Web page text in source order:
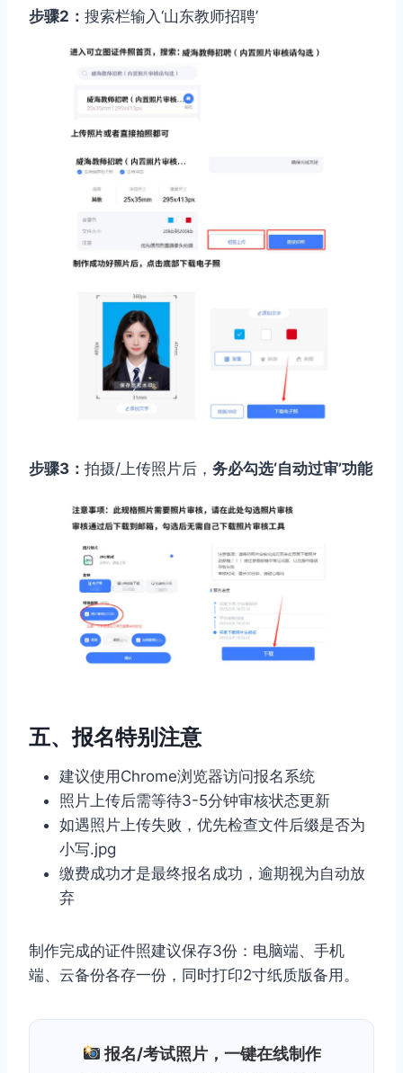
步骤2： 搜索栏输入‘山东教师招聘’
步骤3： 拍摄/上传照片后， 务必勾选‘自动过审’功能
五、报名特别注意
建议使用Chrome浏览器访问报名系统
照片上传后需等待3-5分钟审核状态更新
如遇照片上传失败，优先检查文件后缀是否为
小写.jpg
缴费成功才是最终报名成功，逾期视为自动放
弃
制作完成的证件照建议保存3份：电脑端、手机
端、云备份各存一份，同时打印2寸纸质版备用。
报名/考试照片，一键在线制作